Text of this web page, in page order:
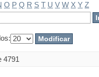
O P Q R S T U V W X Y Z
4791